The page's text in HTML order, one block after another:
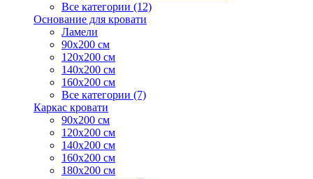
Все категории (12)
Основание для кровати
Ламели
90х200 см
120х200 см
140х200 см
160х200 см
Все категории (7)
Каркас кровати
90х200 см
120х200 см
140х200 см
160х200 см
180х200 см